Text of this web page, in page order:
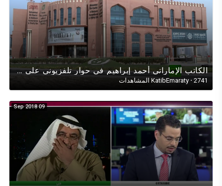
الكاتب اﻹماراتي أحمد إبراهيم في حوار تلفزيوني على (قناة RT) عن إدانة الإمارات لتفجيرات سان بطرسبورغ.
KatibEmaraty · 2741 المشاهدات
09 Sep 2018